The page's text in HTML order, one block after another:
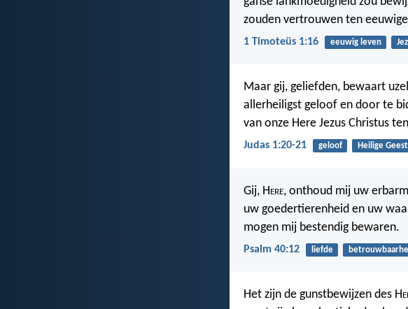
zouden vertrouwen ten
1 Timoteüs 1:16 eeuwig leven
Maar gij, geliefden, bewaart
allerheiligst geloof en door te
van onze Here Jezus Christus
Judas 1:20-21 geloof Heilige Geest
Gij, Here, onthoud mij uw
uw goedertierenheid en uw
mogen mij bestendig bewaren.
Psalm 40:12 liefde
Het zijn de gunstbewijzen des H